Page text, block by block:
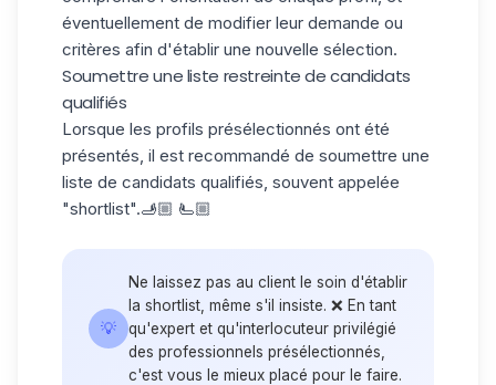
éventuellement de modifier leur demande ou
critères afin d'établir une nouvelle sélection.
Soumettre une liste restreinte de candidats
qualifiés
Lorsque les profils présélectionnés ont été
présentés, il est recommandé de soumettre une
liste de candidats qualifiés, souvent appelée
"shortlist".🫸🏼 🫷🏼
💡
Ne laissez pas au client le soin d'établir
la shortlist, même s'il insiste. ❌ En tant
qu'expert et qu'interlocuteur privilégié
des professionnels présélectionnés,
c'est vous le mieux placé pour le faire.